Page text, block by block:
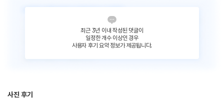
최근 3년 이내 작성된 댓글이
일정한 개수 이상인 경우
사용자 후기 요약 정보가 제공됩니다.
사진 후기